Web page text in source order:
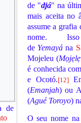
de
de "djá" na
mais aceita no
assume a grafia
nome.
de Yemayá na
Mojeleu (
é conhecida
e Ocotó.[12]
(Emanjah) ou
(Agué Toroyo)
O seu nome
de
Argentina e
de Messi